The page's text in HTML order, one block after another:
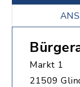
Markt 1
21509